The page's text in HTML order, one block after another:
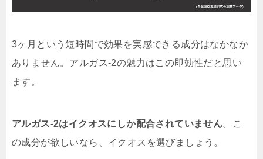
3ヶ月という短時間で効果を実感できる成分はなかなか
ありません。アルガス-2の魅力はこの即効性だと思い
ます。
アルガス-2はイクオスにしか配合されていません。こ
の成分が欲しいなら、イクオスを選びましょう。